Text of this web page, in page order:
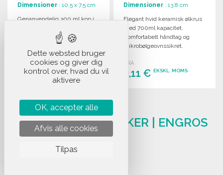
Dimensioner : 10.5 x 7.5 cm
Genanvendelig 300 ml kop i
finish. Ideel til udendørs brug
og festlige begivenheder.
0,20 € EKSKL. MOMS
Anmod om et tilbud
Dimensioner : 13.8 cm
Elegant hvid keramisk ølkrus
med 700ml kapacitet.
Komfortabelt håndtag og
mikrobølgeovnssikret.
æske.
FRA
3,11 €EKSKL. MOMS
LEVERANDØR AF
SPORTSDRIKKEFLASKER | ENGROS
KØB
Dette websted bruger
cookies og giver dig
kontrol over, hvad du vil
aktivere
OK, accepter alle
Afvis alle cookies
Tilpas